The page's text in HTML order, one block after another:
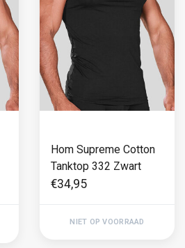
Hom Supreme Cotton
Tanktop 332 Zwart
€34,95
NIET OP VOORRAAD